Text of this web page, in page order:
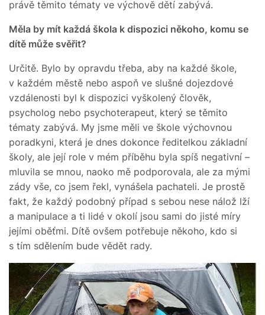
právě těmito tématy ve výchově dětí zabývá.
Měla by mít každá škola k dispozici někoho, komu se
dítě může svěřit?
Určitě. Bylo by opravdu třeba, aby na každé škole,
v každém městě nebo aspoň ve slušné dojezdové
vzdálenosti byl k dispozici vyškolený člověk,
psycholog nebo psychoterapeut, který se těmito
tématy zabývá. My jsme měli ve škole výchovnou
poradkyni, která je dnes dokonce ředitelkou základní
školy, ale její role v mém příběhu byla spíš negativní –
mluvila se mnou, naoko mě podporovala, ale za mými
zády vše, co jsem řekl, vynášela pachateli. Je prostě
fakt, že každý podobný případ s sebou nese nálož lží
a manipulace a ti lidé v okolí jsou sami do jisté míry
jejími oběťmi. Dítě ovšem potřebuje někoho, kdo si
s tím sdělením bude vědět rady.